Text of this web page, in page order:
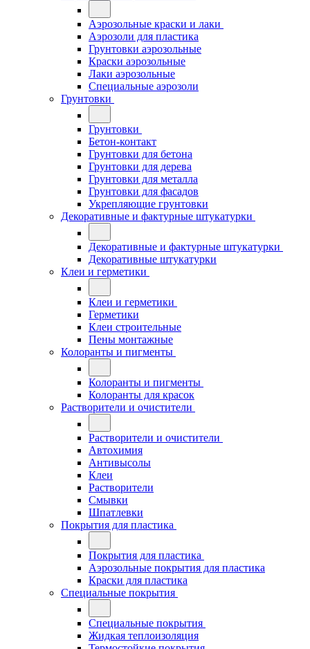
Аэрозольные краски и лаки
Аэрозоли для пластика
Грунтовки аэрозольные
Краски аэрозольные
Лаки аэрозольные
Специальные аэрозоли
Грунтовки
Грунтовки
Бетон-контакт
Грунтовки для бетона
Грунтовки для дерева
Грунтовки для металла
Грунтовки для фасадов
Укрепляющие грунтовки
Декоративные и фактурные штукатурки
Декоративные и фактурные штукатурки
Декоративные штукатурки
Клеи и герметики
Клеи и герметики
Герметики
Клеи строительные
Пены монтажные
Колоранты и пигменты
Колоранты и пигменты
Колоранты для красок
Растворители и очистители
Растворители и очистители
Автохимия
Антивысолы
Клеи
Растворители
Смывки
Шпатлевки
Покрытия для пластика
Покрытия для пластика
Аэрозольные покрытия для пластика
Краски для пластика
Специальные покрытия
Специальные покрытия
Жидкая теплоизоляция